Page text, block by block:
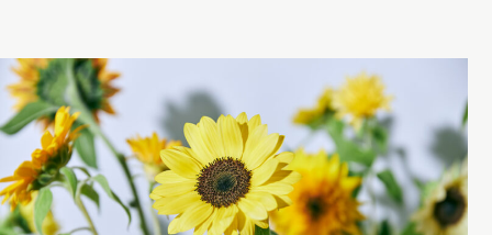
が、国産の出回り時期は4月～6月です。 芍薬は字の通り薬草と
して中国から日本に渡来しました。元々日本に自生していたヤマ
シャク